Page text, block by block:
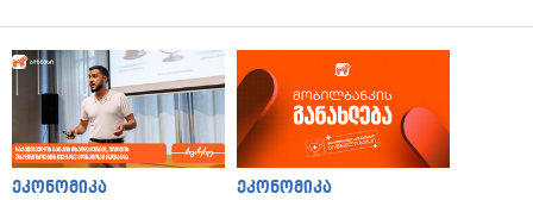
ეკონომიკა ეკონომიკა